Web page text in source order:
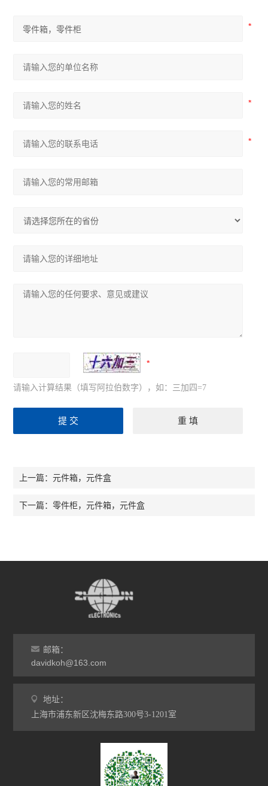
请输入计算结果（填写阿拉伯数字），如：三加四=7
上一篇：元件箱，元件盒
下一篇：零件柜，元件箱，元件盒
邮箱：
davidkoh@163.com
地址：
上海市浦东新区沈梅东路300号3-1201室